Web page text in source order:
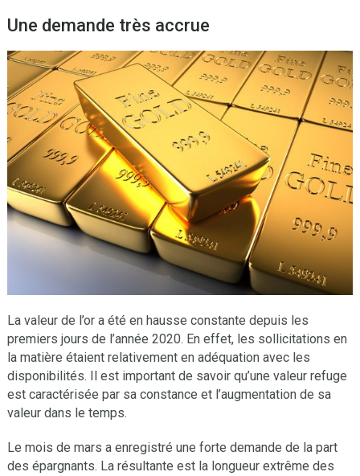
Une demande très accrue
La valeur de l’or a été en hausse constante depuis les
premiers jours de l’année 2020. En effet, les sollicitations en
la matière étaient relativement en adéquation avec les
disponibilités. Il est important de savoir qu’une valeur refuge
est caractérisée par sa constance et l’augmentation de sa
valeur dans le temps.
Le mois de mars a enregistré une forte demande de la part
des épargnants. La résultante est la longueur extrême des